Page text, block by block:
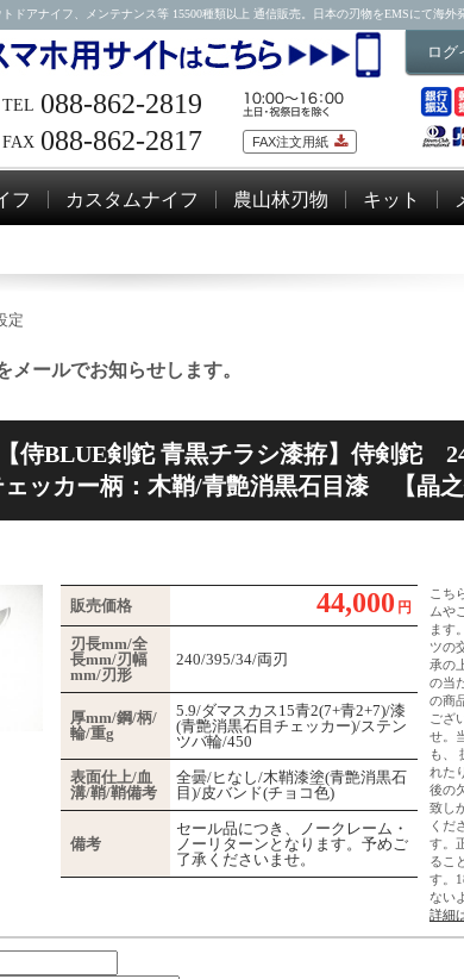
アナイフ、メンテナンス等 15500種類以上 通信販売。日本の刃物をEMSにて海
TEL 088-862-2819
FAX 088-862-2817 FAX注文用紙
ログ
フ カスタムナイフ 農山林刃物 キット
定
メールでお知らせします。
【侍BLUE剣鉈 青黒チラシ漆拵】侍剣鉈
ッカー柄：木鞘/青艶消黒石目漆 【晶
販売価格 44,000 円
刃長mm/全
長mm/刃幅
mm/刃形
240/395/34/両刃
厚mm/鋼/柄/
輪/重g
5.9/ダマスカス15青2(7+青2+7)/漆
(青艶消黒石目チェッカー)/ステン
ツバ輪/450
表面仕上/血
溝/鞘/鞘備考
全曇/ヒなし/木鞘漆塗(青艶消黒石
目)/皮バンド(チョコ色)
備考
セール品につき、ノークレーム・
ノーリターンとなります。予めご
了承くださいませ。
こち
ムや
ます
ツの
承の
の当
の商
ござ
せ。
も、
れた
後の
致し
くだ
す。
るこ
す。
ない
詳細